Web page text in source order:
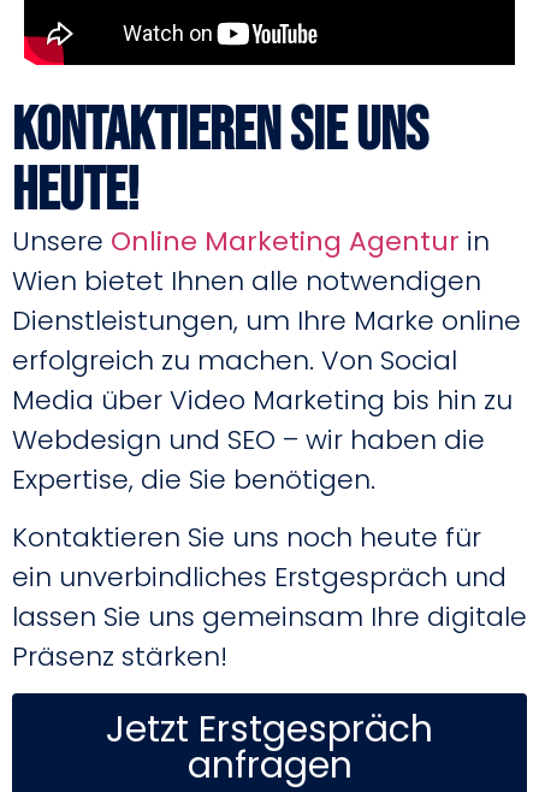
Kontaktieren Sie uns
heute!
Unsere Online Marketing Agentur in
Wien bietet Ihnen alle notwendigen
Dienstleistungen, um Ihre Marke online
erfolgreich zu machen. Von Social
Media über Video Marketing bis hin zu
Webdesign und SEO – wir haben die
Expertise, die Sie benötigen.
Kontaktieren Sie uns noch heute für
ein unverbindliches Erstgespräch und
lassen Sie uns gemeinsam Ihre digitale
Präsenz stärken!
Jetzt Erstgespräch
anfragen